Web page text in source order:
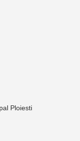
Ploiesti